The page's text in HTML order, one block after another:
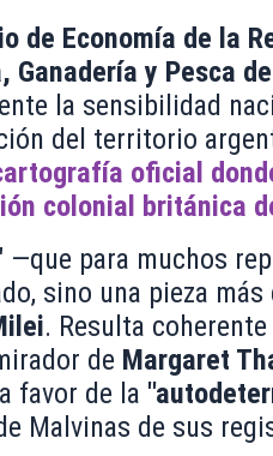
de Economía de la
Ganadería y Pesca
la sensibilidad
del territorio
oficial
colonial británica
—que para muchos
sino una pieza
. Resulta
de Margaret
favor de la
Malvinas de sus